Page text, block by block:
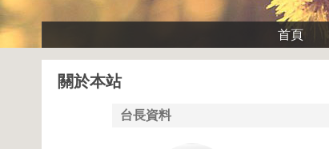
首頁
關於本站
台長資料